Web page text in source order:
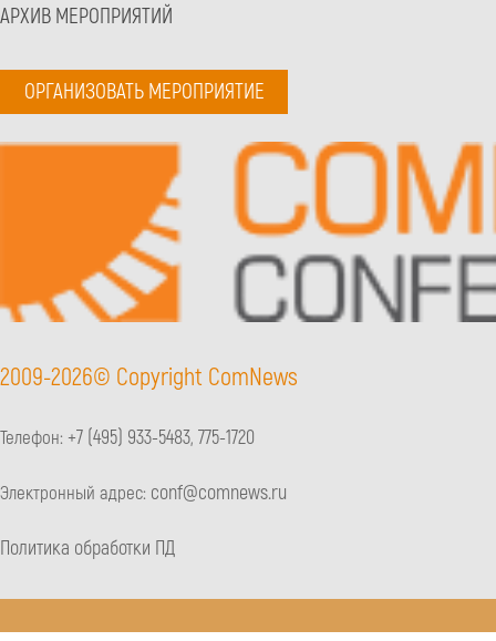
2009-2026© Copyright ComNews
ОРГАНИЗОВАТЬ МЕРОПРИЯТИЕ
АРХИВ МЕРОПРИЯТИЙ
Телефон: +7 (495) 933-5483, 775-1720
Электронный адрес: conf@comnews.ru
Политика обработки ПД